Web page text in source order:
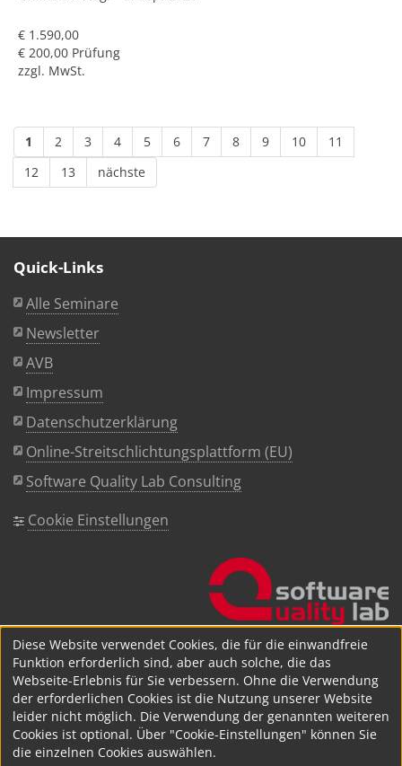
€ 1.590,00
€ 200,00 Prüfung
zzgl. MwSt.
1 2 3 4 5 6 7 8 9 10
11
12
13 nächste
Quick-Links
Alle Seminare
Newsletter
AVB
Impressum
Datenschutzerklärung
Online-Streitschlichtungsplattform (EU)
Software Quality Lab Consulting
Cookie Einstellungen
Diese Website verwendet Cookies, die für die einwandfreie
Funktion erforderlich sind, aber auch solche, die das
Webseite-Erlebnis für Sie verbessern. Ohne die Verwendung
der erforderlichen Cookies ist die Nutzung unserer Website
leider nicht möglich. Die Verwendung der genannten weiteren
Cookies ist optional. Über "Cookie-Einstellungen" können Sie
die einzelnen Cookies auswählen.